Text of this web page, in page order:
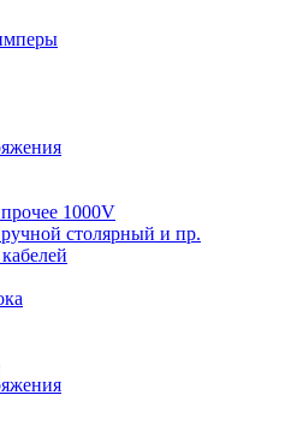
1000V
столярный и пр.